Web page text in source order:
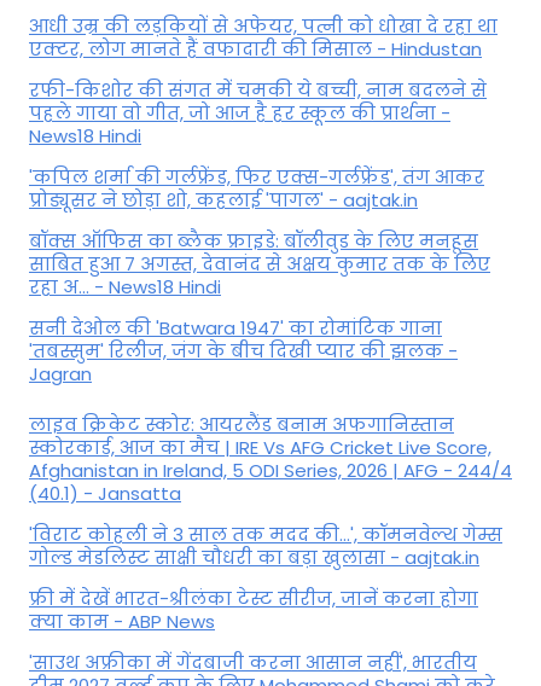
आधी उम्र की लड़कियों से अफेयर, पत्नी को धोखा दे रहा था
एक्टर, लोग मानते हैं वफादारी की मिसाल - Hindustan
रफी-किशोर की संगत में चमकी ये बच्ची, नाम बदलने से
पहले गाया वो गीत, जो आज है हर स्कूल की प्रार्थना -
News18 Hindi
'कपिल शर्मा की गर्लफ्रेंड, फिर एक्स-गर्लफ्रेंड', तंग आकर
प्रोड्यूसर ने छोड़ा शो, कहलाई 'पागल' - aajtak.in
बॉक्स ऑफिस का ब्लैक फ्राइडे: बॉलीवुड के लिए मनहूस
साबित हुआ 7 अगस्त, देवानंद से अक्षय कुमार तक के लिए
रहा अ... - News18 Hindi
सनी देओल की 'Batwara 1947' का रोमांटिक गाना
'तबस्सुम' रिलीज, जंग के बीच दिखी प्यार की झलक -
Jagran
लाइव क्रिकेट स्कोर: आयरलैंड बनाम अफगानिस्तान
स्कोरकार्ड, आज का मैच | IRE Vs AFG Cricket Live Score,
Afghanistan in Ireland, 5 ODI Series, 2026 | AFG - 244/4
(40.1) - Jansatta
'विराट कोहली ने 3 साल तक मदद की...', कॉमनवेल्थ गेम्स
गोल्ड मेडलिस्ट साक्षी चौधरी का बड़ा खुलासा - aajtak.in
फ्री में देखें भारत-श्रीलंका टेस्ट सीरीज, जानें करना होगा
क्या काम - ABP News
'साउथ अफ्रीका में गेंदबाजी करना आसान नहीं', भारतीय